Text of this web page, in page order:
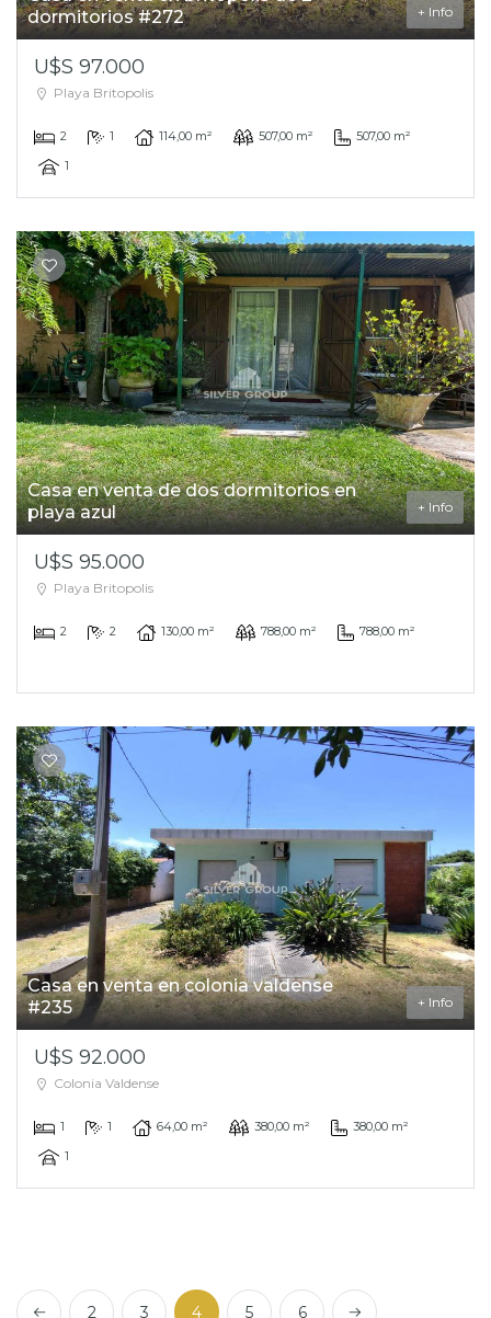
dormitorios #272
+ Info
U$S 97.000
Playa Britopolis
2 1 114,00 m² 507,00 m²
507,00 m²
1
Casa en venta de dos dormitorios en
playa azul
+ Info
U$S 95.000
Playa Britopolis
2 2 130,00 m² 788,00 m² 788,00 m²
Casa en venta en colonia valdense
#235
+ Info
U$S 92.000
Colonia Valdense
1 1 64,00 m² 380,00 m²
380,00 m²
1
Left 2 3 4 5 6 Next